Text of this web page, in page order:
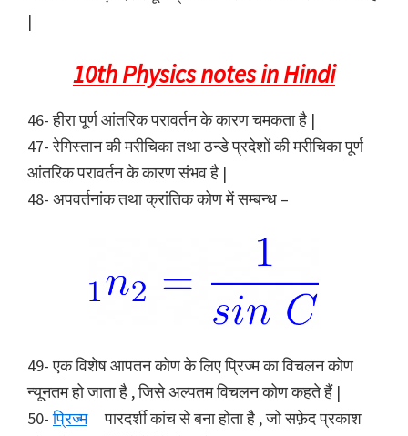
|
10th Physics notes in Hindi
46- हीरा पूर्ण आंतरिक परावर्तन के कारण चमकता है |
47- रेगिस्तान की मरीचिका तथा ठन्डे प्रदेशों की मरीचिका पूर्ण
आंतरिक परावर्तन के कारण संभव है |
48- अपवर्तनांक तथा क्रांतिक कोण में सम्बन्ध –
49- एक विशेष आपतन कोण के लिए प्रिज्म का विचलन कोण
न्यूनतम हो जाता है , जिसे अल्पतम विचलन कोण कहते हैं |
50-प्रिज्म
पारदर्शी कांच से बना होता है , जो सफ़ेद प्रकाश